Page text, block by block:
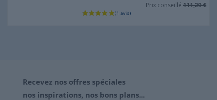
Prix conseillé 111,29 €
Recevez nos offres spéciales
nos inspirations, nos bons plans...